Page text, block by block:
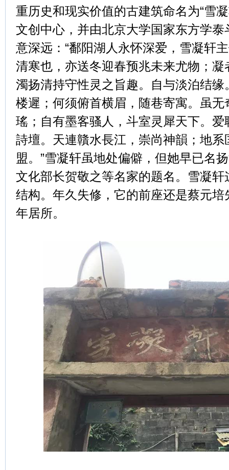
重历史和现实价值的古建筑命名为“雪
文创中心，并由北京大学国家东方学
意深远：“鄱阳湖人永怀深爱，雪凝轩
清寒也，亦送冬迎春预兆未来尤物；
濁扬清持守性灵之旨趣。自与淡泊结
楼遲；何须俯首横眉，随巷寄寓。虽
瑤；自有墨客骚人，斗室灵犀天下。
詩壇。天連贛水長江，崇尚神韻；地
盟。”雪凝轩虽地处偏僻，但她早已名
文化部长贺敬之等名家的题名。雪凝
结构。年久失修，它的前座还是蔡元
年居所。